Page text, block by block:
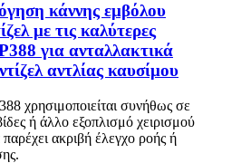
κάννης εμβόλου
με τις καλύτερες
για ανταλλακτικά
αντλίας καυσίμου
χρησιμοποιείται συνήθως σε
ή άλλο εξοπλισμό χειρισμού
ακριβή έλεγχο ροής ή